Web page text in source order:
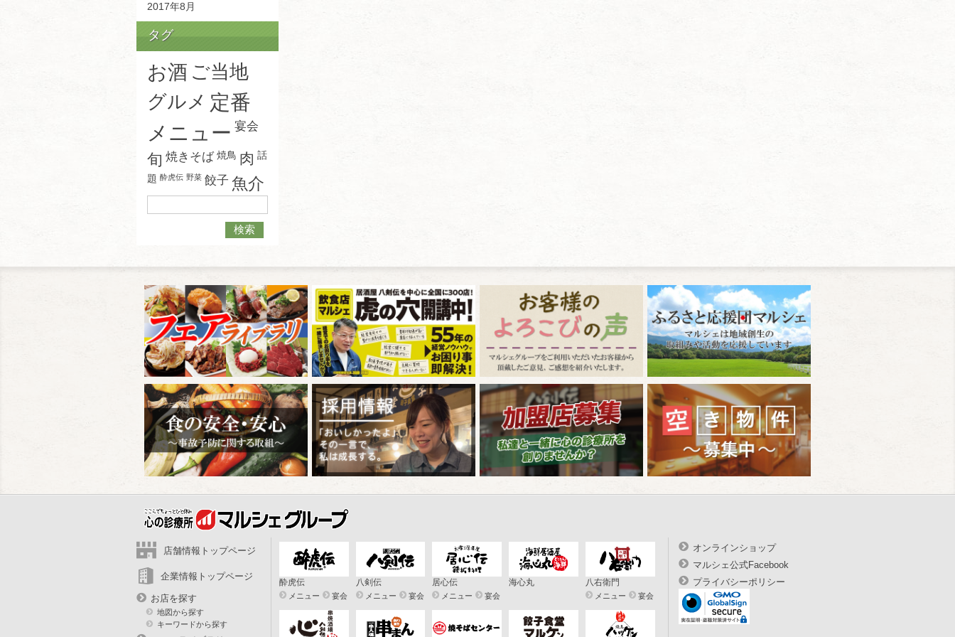
2017年8月
タグ
お酒 ご当地
グルメ 定番
メニュー 宴会
旬 焼きそば 焼鳥 肉 話
題 酔虎伝 野菜 餃子 魚介
店舗情報トップページ
企業情報トップページ
お店を探す
地図から探す
キーワードから探す
酔虎伝
メニュー 宴会
八剣伝
メニュー 宴会
居心伝
メニュー 宴会
海心丸 八右衛門
メニュー 宴会
オンラインショップ
マルシェ公式Facebook
プライバシーポリシー